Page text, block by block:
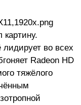
во всех
Radeon HD
тяжёлого